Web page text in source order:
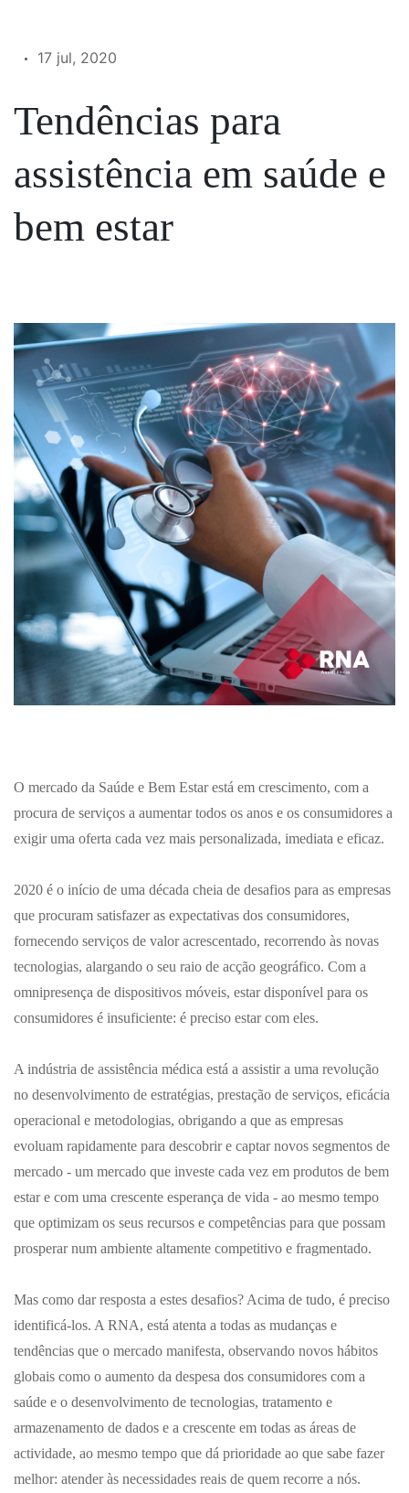
17 jul, 2020
Tendências para
assistência em saúde e
bem estar
O mercado da Saúde e Bem Estar está em crescimento, com a
procura de serviços a aumentar todos os anos e os consumidores a
exigir uma oferta cada vez mais personalizada, imediata e eficaz.
2020 é o início de uma década cheia de desafios para as empresas
que procuram satisfazer as expectativas dos consumidores,
fornecendo serviços de valor acrescentado, recorrendo às novas
tecnologias, alargando o seu raio de acção geográfico. Com a
omnipresença de dispositivos móveis, estar disponível para os
consumidores é insuficiente: é preciso estar com eles.
A indústria de assistência médica está a assistir a uma revolução
no desenvolvimento de estratégias, prestação de serviços, eficácia
operacional e metodologias, obrigando a que as empresas
evoluam rapidamente para descobrir e captar novos segmentos de
mercado - um mercado que investe cada vez em produtos de bem
estar e com uma crescente esperança de vida - ao mesmo tempo
que optimizam os seus recursos e competências para que possam
prosperar num ambiente altamente competitivo e fragmentado.
Mas como dar resposta a estes desafios? Acima de tudo, é preciso
identificá-los. A RNA, está atenta a todas as mudanças e
tendências que o mercado manifesta, observando novos hábitos
globais como o aumento da despesa dos consumidores com a
saúde e o desenvolvimento de tecnologias, tratamento e
armazenamento de dados e a crescente em todas as áreas de
actividade, ao mesmo tempo que dá prioridade ao que sabe fazer
melhor: atender às necessidades reais de quem recorre a nós.